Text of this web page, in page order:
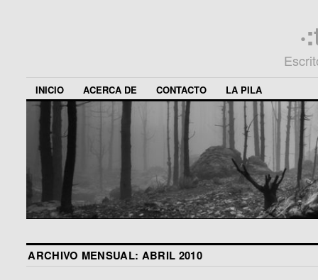
INICIO ACERCA DE CONTACTO LA PILA
ARCHIVO MENSUAL: ABRIL 2010